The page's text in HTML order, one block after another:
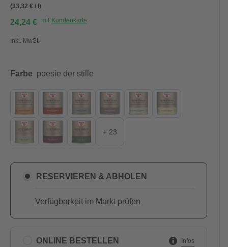
(33,32 € / l)
24,24 € mit Kundenkarte
Inkl. MwSt.
Farbe poesie der stille
+ 23
RESERVIEREN & ABHOLEN
Verfügbarkeit im Markt prüfen
ONLINE BESTELLEN Infos